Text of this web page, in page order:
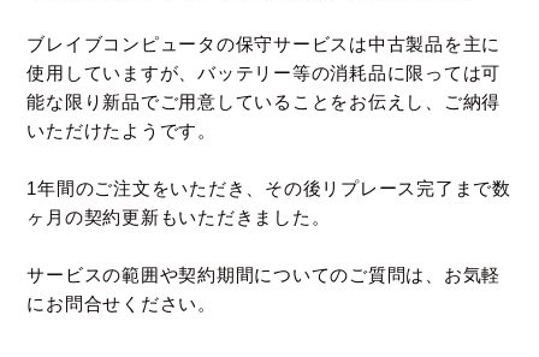
ブレイブコンピュータの保守サービスは中古製品を主に
使用していますが、バッテリー等の消耗品に限っては可
能な限り新品でご用意していることをお伝えし、ご納得
いただけたようです。
1年間のご注文をいただき、その後リプレース完了まで数
ヶ月の契約更新もいただきました。
サービスの範囲や契約期間についてのご質問は、お気軽
にお問合せください。